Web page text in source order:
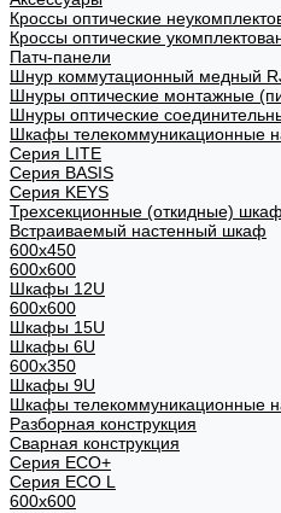
Кроссы оптические
Кроссы оптические
Патч-панели
Шнур коммутационный медный
Шнуры оптические монтажные
Шнуры оптические
Шкафы телекоммуникационные
Cерия LITE
Cерия BASIS
Cерия KEYS
Трехсекционные (откидные)
Встраиваемый настенный шкаф
600x450
600x600
Шкафы 12U
600x600
Шкафы 15U
Шкафы 6U
600x350
Шкафы 9U
Шкафы телекоммуникационные
Разборная конструкция
Сварная конструкция
Серия ECO+
Серия ECO L
600x600